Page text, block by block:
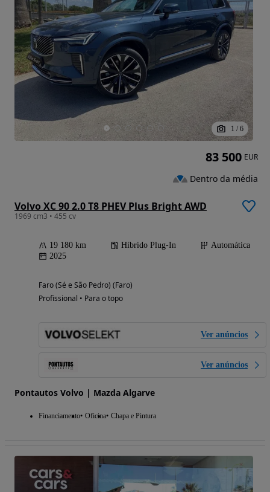
1 / 6
Volvo XC 90 2.0 T8 PHEV Plus Bright AWD
1969 cm3 • 455 cv
19 180 km Híbrido Plug-In
Automática
2025
Faro (Sé e São Pedro) (Faro)
Profissional • Para o topo
Ver anúncios
Ver anúncios
Pontautos Volvo | Mazda Algarve
Financiamento Oficina Chapa e Pintura
83 500 EUR
Dentro da média